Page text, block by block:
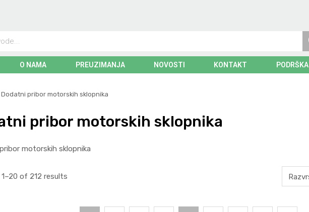
O NAMA PREUZIMANJA NOVOSTI KONTAKT PODRŠKA
Dodatni pribor motorskih sklopnika
pribor motorskih sklopnika
motorskih sklopnika
of 212 results